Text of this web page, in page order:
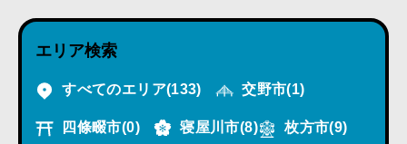
エリア検索
すべてのエリア(133) 交野市(1)
四條畷市(0) 寝屋川市(8) 枚方市(9)